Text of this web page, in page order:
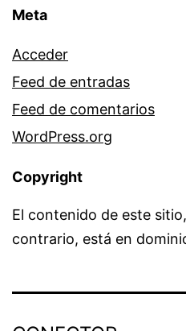
Meta
Acceder
Feed de entradas
Feed de comentarios
WordPress.org
Copyright
El contenido de este
contrario, está en